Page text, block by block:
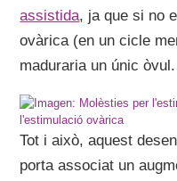
assistida, ja que si no
ovàrica (en un cicle
maduraria un únic òvul.
l'estimulació ovàrica
Tot i això, aquest
porta associat un